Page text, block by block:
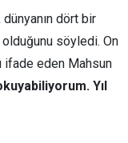
dört bir
olduğunu söyledi. On
ifade eden Mahsun
Yıl